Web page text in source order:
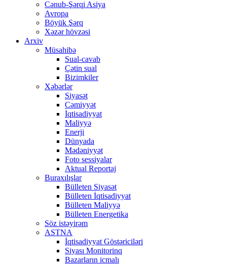
Cənub-Şərqi Asiya
Avropa
Böyük Şərq
Xəzər hövzəsi
Arxiv
Müsahibə
Sual-cavab
Çətin sual
Bizimkiler
Xəbərlər
Siyasət
Cəmiyyət
İqtisadiyyat
Maliyyə
Enerji
Dünyada
Mədəniyyət
Foto sessiyalar
Aktual Reportaj
Buraxılışlar
Bülleten Siyasət
Bülleten İqtisadiyyat
Bülleten Maliyyə
Bülleten Energetika
Söz istəyirəm
ASTNA
İqtisadiyyat Göstəriciləri
Siyası Monitorinq
Bazarların icmalı